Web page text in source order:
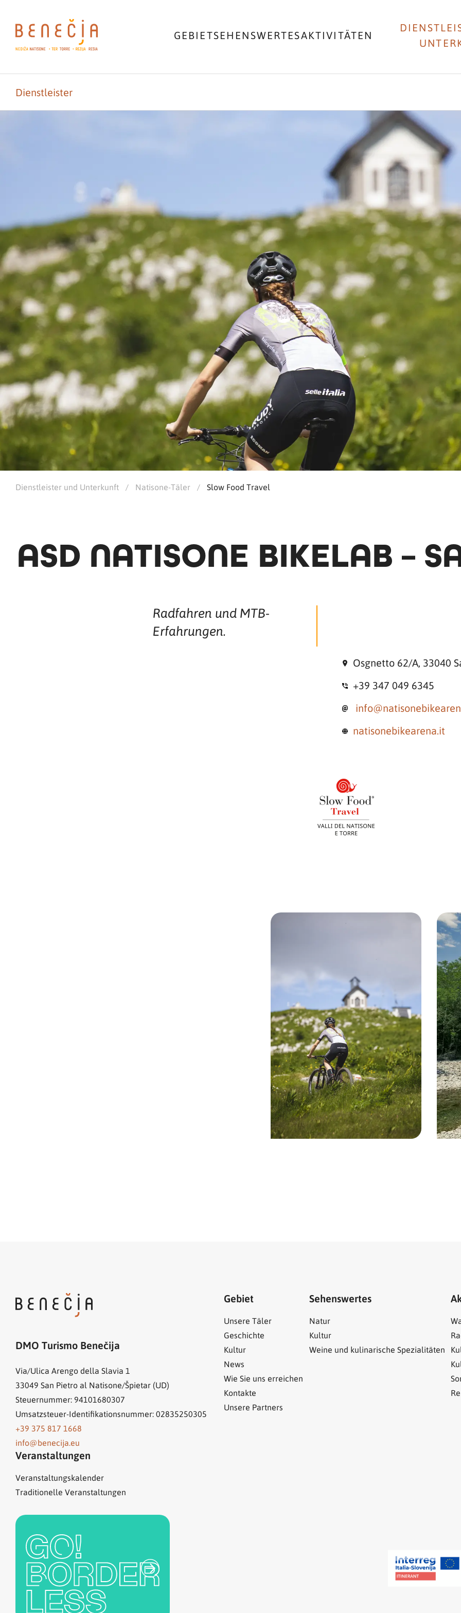
GEBIETSEHENSWERTESAKTIVITÄTEN
Dienstleister
Dienstleister und Unterkunft / Natisone-Täler / Slow Food Travel
ASD NATISONE BIKELAB –
Radfahren und MTB-
Erfahrungen.
Osgnetto 62/A, 33040
+39 347 049 6345
natisonebikearena.it
DMO Turismo Benečija
Via/Ulica Arengo della Slavia 1
33049 San Pietro al Natisone/Špietar (UD)
Steuernummer: 94101680307
Umsatzsteuer-Identifikationsnummer: 02835250305
+39 375 817 1668
info@benecija.eu
Gebiet
Unsere Täler
Geschichte
Kultur
News
Wie Sie uns erreichen
Kontakte
Unsere Partners
Sehenswertes
Natur
Kultur
Weine und kulinarische Spezialitäten
Veranstaltungen
Veranstaltungskalender
Traditionelle Veranstaltungen